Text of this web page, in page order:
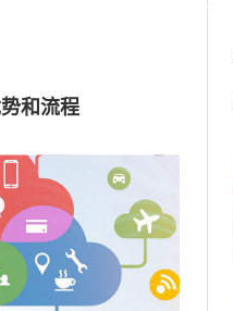
和流程